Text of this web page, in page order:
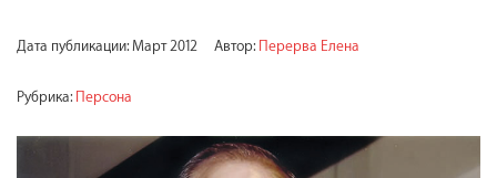
Дата публикации: Март 2012 Автор: Перерва Елена
Рубрика: Персона